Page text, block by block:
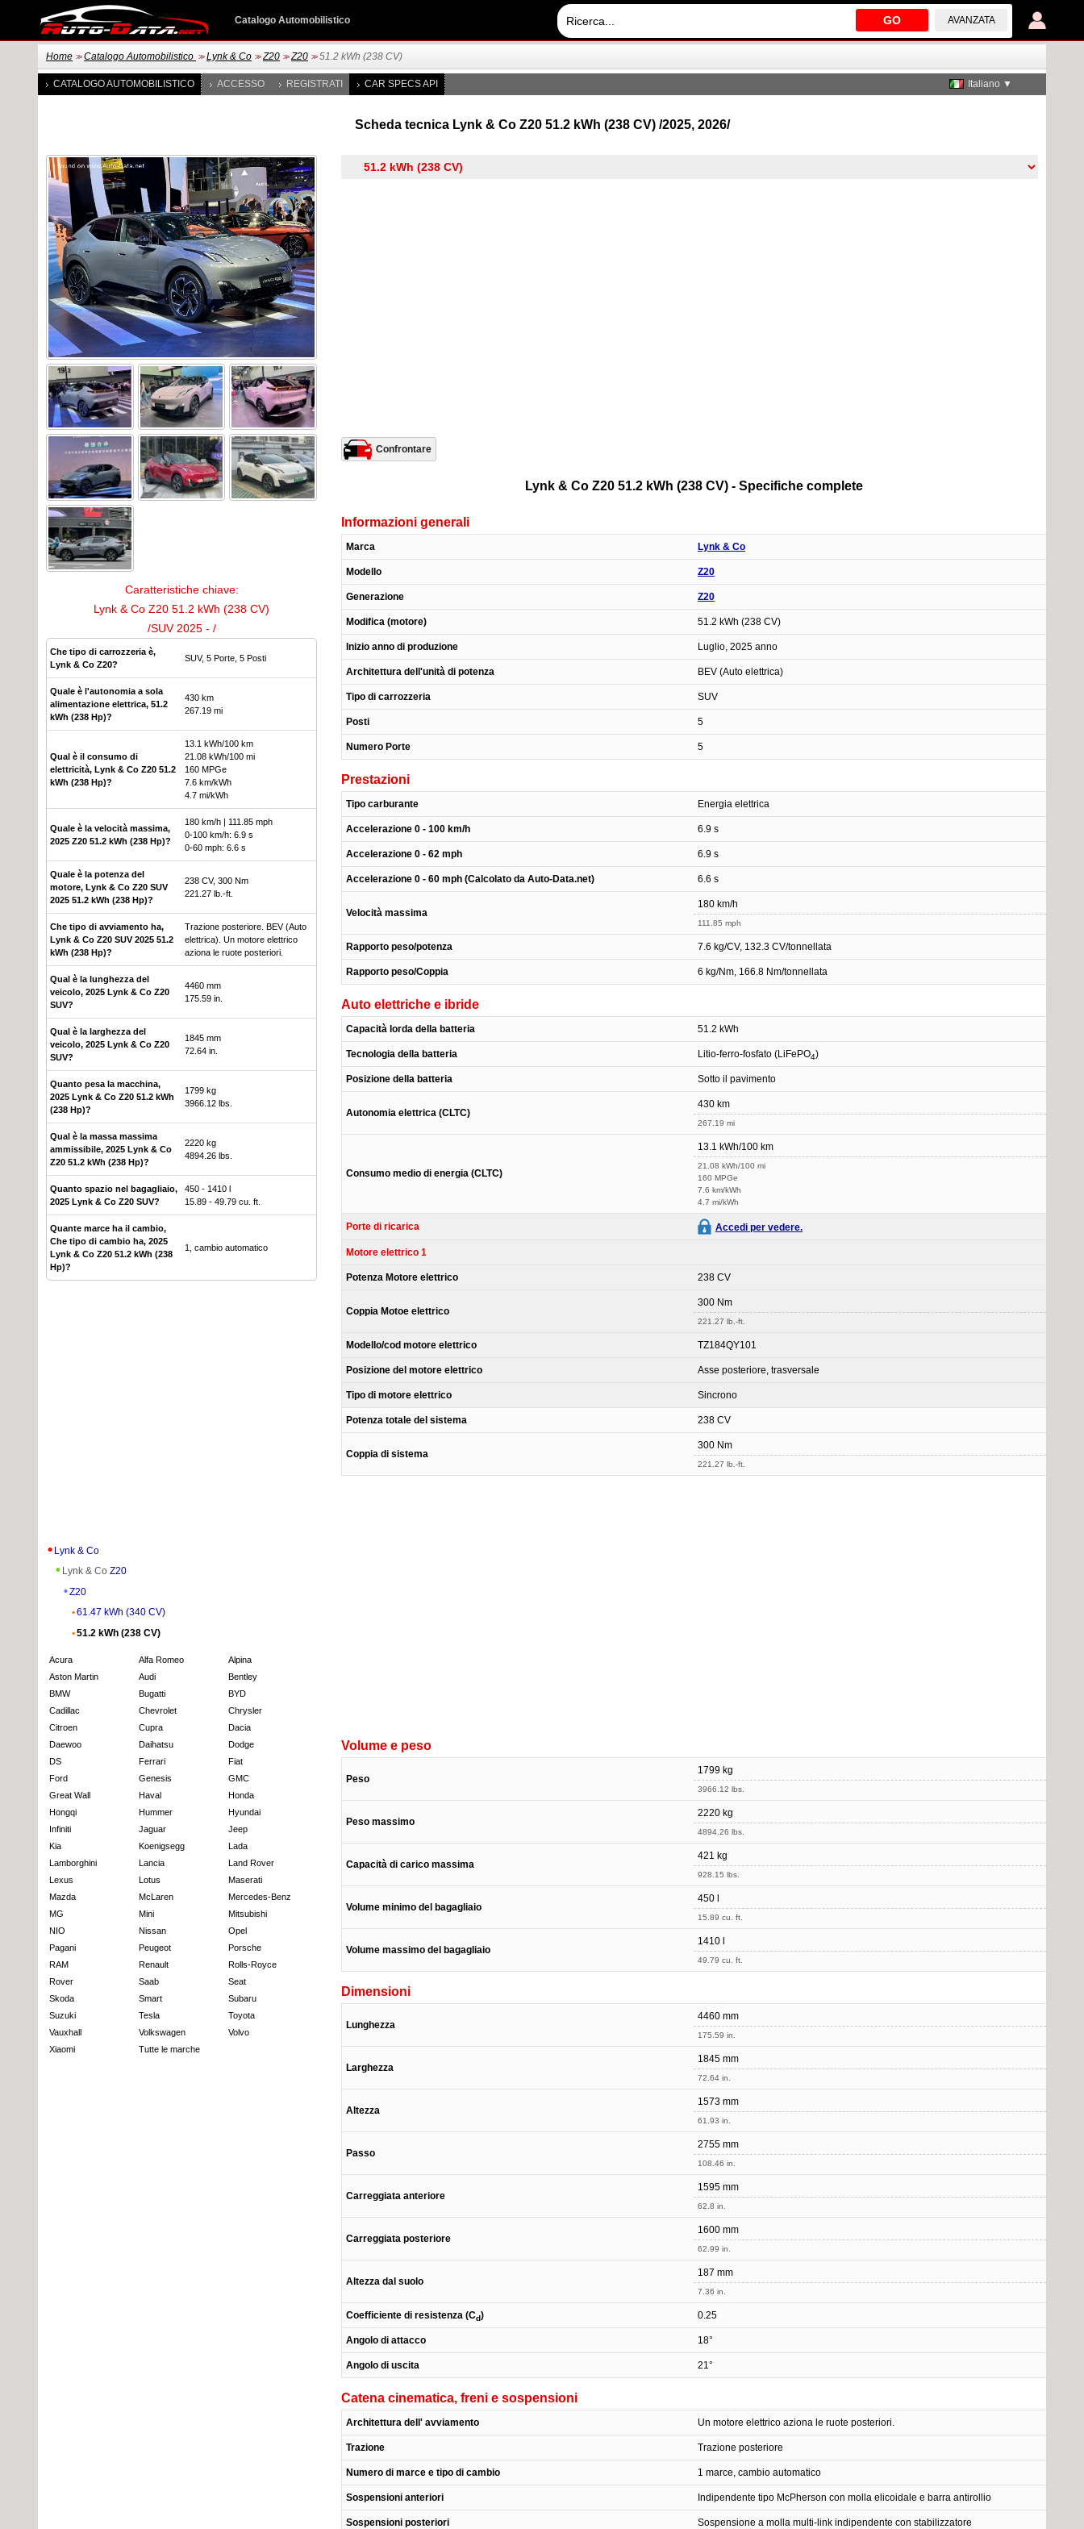
GO AVANZATA
Catalogo Automobilistico
Home >> Catalogo Automobilistico >> Lynk & Co >> Z20 >> Z20 >> 51.2 kWh (238 CV)
CATALOGO AUTOMOBILISTICO ACCESSO REGISTRATI CAR SPECS API Italiano ▼
Scheda tecnica Lynk & Co Z20 51.2 kWh (238 CV) /2025, 2026/
Caratteristiche chiave:
Lynk & Co Z20 51.2 kWh (238 CV)
/SUV 2025 - /
Che tipo di carrozzeria è,
Lynk & Co Z20?
SUV, 5 Porte, 5 Posti
Quale è l'autonomia a sola
alimentazione elettrica, 51.2
kWh (238 Hp)?
430 km
267.19 mi
Qual è il consumo di
elettricità, Lynk & Co Z20 51.2
kWh (238 Hp)?
13.1 kWh/100 km
21.08 kWh/100 mi
160 MPGe
7.6 km/kWh
4.7 mi/kWh
Quale è la velocità massima,
2025 Z20 51.2 kWh (238 Hp)?
180 km/h | 111.85 mph
0-100 km/h: 6.9 s
0-60 mph: 6.6 s
Quale è la potenza del
motore, Lynk & Co Z20 SUV
2025 51.2 kWh (238 Hp)?
238 CV, 300 Nm
221.27 lb.-ft.
Che tipo di avviamento ha,
Lynk & Co Z20 SUV 2025 51.2
kWh (238 Hp)?
Trazione posteriore. BEV (Auto
elettrica). Un motore elettrico
aziona le ruote posteriori.
Qual è la lunghezza del
veicolo, 2025 Lynk & Co Z20
SUV?
4460 mm
175.59 in.
Qual è la larghezza del
veicolo, 2025 Lynk & Co Z20
SUV?
1845 mm
72.64 in.
Quanto pesa la macchina,
2025 Lynk & Co Z20 51.2 kWh
(238 Hp)?
1799 kg
3966.12 lbs.
Qual è la massa massima
ammissibile, 2025 Lynk & Co
Z20 51.2 kWh (238 Hp)?
2220 kg
4894.26 lbs.
Quanto spazio nel bagagliaio,
2025 Lynk & Co Z20 SUV?
450 - 1410 l
15.89 - 49.79 cu. ft.
Quante marce ha il cambio,
Che tipo di cambio ha, 2025
Lynk & Co Z20 51.2 kWh (238
Hp)?
1, cambio automatico
Lynk & Co
Lynk & Co Z20
Z20
61.47 kWh (340 CV)
51.2 kWh (238 CV)
Acura Alfa Romeo
Alpina
Aston Martin
Audi
Bentley
BMW
Bugatti
BYD
Cadillac
Chevrolet
Chrysler
Citroen
Cupra
Dacia
Daewoo
Daihatsu
Dodge
DS
Ferrari
Fiat
Ford
Genesis
GMC
Great Wall
Haval
Honda
Hongqi
Hummer
Hyundai
Infiniti
Jaguar
Jeep
Kia
Koenigsegg
Lada
Lamborghini
Lancia
Land Rover
Lexus
Lotus
Maserati
Mazda
McLaren
Mercedes-Benz
MG
Mini
Mitsubishi
NIO
Nissan
Opel
Pagani
Peugeot
Porsche
RAM
Renault
Rolls-Royce
Rover
Saab
Seat
Skoda
Smart
Subaru
Suzuki
Tesla
Toyota
Vauxhall
Volkswagen
Volvo
Xiaomi
Tutte le marche
Confrontare
Lynk & Co Z20 51.2 kWh (238 CV) - Specifiche complete
Informazioni generali
Marca Lynk & Co
Modello Z20
Generazione Z20
Modifica (motore) 51.2 kWh (238 CV)
Inizio anno di produzione Luglio, 2025 anno
Architettura dell'unità di potenza BEV (Auto elettrica)
Tipo di carrozzeria SUV
Posti 5
Numero Porte 5
Prestazioni
Tipo carburante Energia elettrica
Accelerazione 0 - 100 km/h 6.9 s
Accelerazione 0 - 62 mph 6.9 s
Accelerazione 0 - 60 mph (Calcolato da Auto-Data.net) 6.6 s
Velocità massima
180 km/h
111.85 mph
Rapporto peso/potenza 7.6 kg/CV, 132.3 CV/tonnellata
Rapporto peso/Coppia 6 kg/Nm, 166.8 Nm/tonnellata
Auto elettriche e ibride
Capacità lorda della batteria 51.2 kWh
Tecnologia della batteria Litio-ferro-fosfato (LiFePO4)
Posizione della batteria Sotto il pavimento
Autonomia elettrica (CLTC)
430 km
267.19 mi
Consumo medio di energia (CLTC)
13.1 kWh/100 km
21.08 kWh/100 mi
160 MPGe
7.6 km/kWh
4.7 mi/kWh
Porte di ricarica Accedi per vedere.
Motore elettrico 1
Potenza Motore elettrico 238 CV
Coppia Motoe elettrico
300 Nm
221.27 lb.-ft.
Modello/cod motore elettrico TZ184QY101
Posizione del motore elettrico Asse posteriore, trasversale
Tipo di motore elettrico Sincrono
Potenza totale del sistema 238 CV
Coppia di sistema
300 Nm
221.27 lb.-ft.
Volume e peso
Peso
1799 kg
3966.12 lbs.
Peso massimo
2220 kg
4894.26 lbs.
Capacità di carico massima
421 kg
928.15 lbs.
Volume minimo del bagagliaio
450 l
15.89 cu. ft.
Volume massimo del bagagliaio
1410 l
49.79 cu. ft.
Dimensioni
Lunghezza
4460 mm
175.59 in.
Larghezza
1845 mm
72.64 in.
Altezza
1573 mm
61.93 in.
Passo
2755 mm
108.46 in.
Carreggiata anteriore
1595 mm
62.8 in.
Carreggiata posteriore
1600 mm
62.99 in.
Altezza dal suolo
187 mm
7.36 in.
Coefficiente di resistenza (Cd) 0.25
Angolo di attacco 18°
Angolo di uscita 21°
Catena cinematica, freni e sospensioni
Architettura dell' avviamento Un motore elettrico aziona le ruote posteriori.
Trazione Trazione posteriore
Numero di marce e tipo di cambio 1 marce, cambio automatico
Sospensioni anteriori Indipendente tipo McPherson con molla elicoidale e barra antirollio
Sospensioni posteriori Sospensione a molla multi-link indipendente con stabilizzatore